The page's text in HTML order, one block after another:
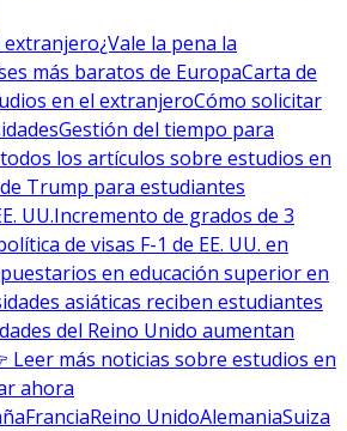
extranjero¿Vale la pena la
más baratos de EuropaCarta de
en el extranjeroCómo solicitar
Gestión del tiempo para
los artículos sobre estudios en
Trump para estudiantes
UU.Incremento de grados de 3
de visas F-1 de EE. UU. en
en educación superior en
asiáticas reciben estudiantes
del Reino Unido aumentan
Leer más noticias sobre estudios en
ahora
FranciaReino UnidoAlemaniaSuiza